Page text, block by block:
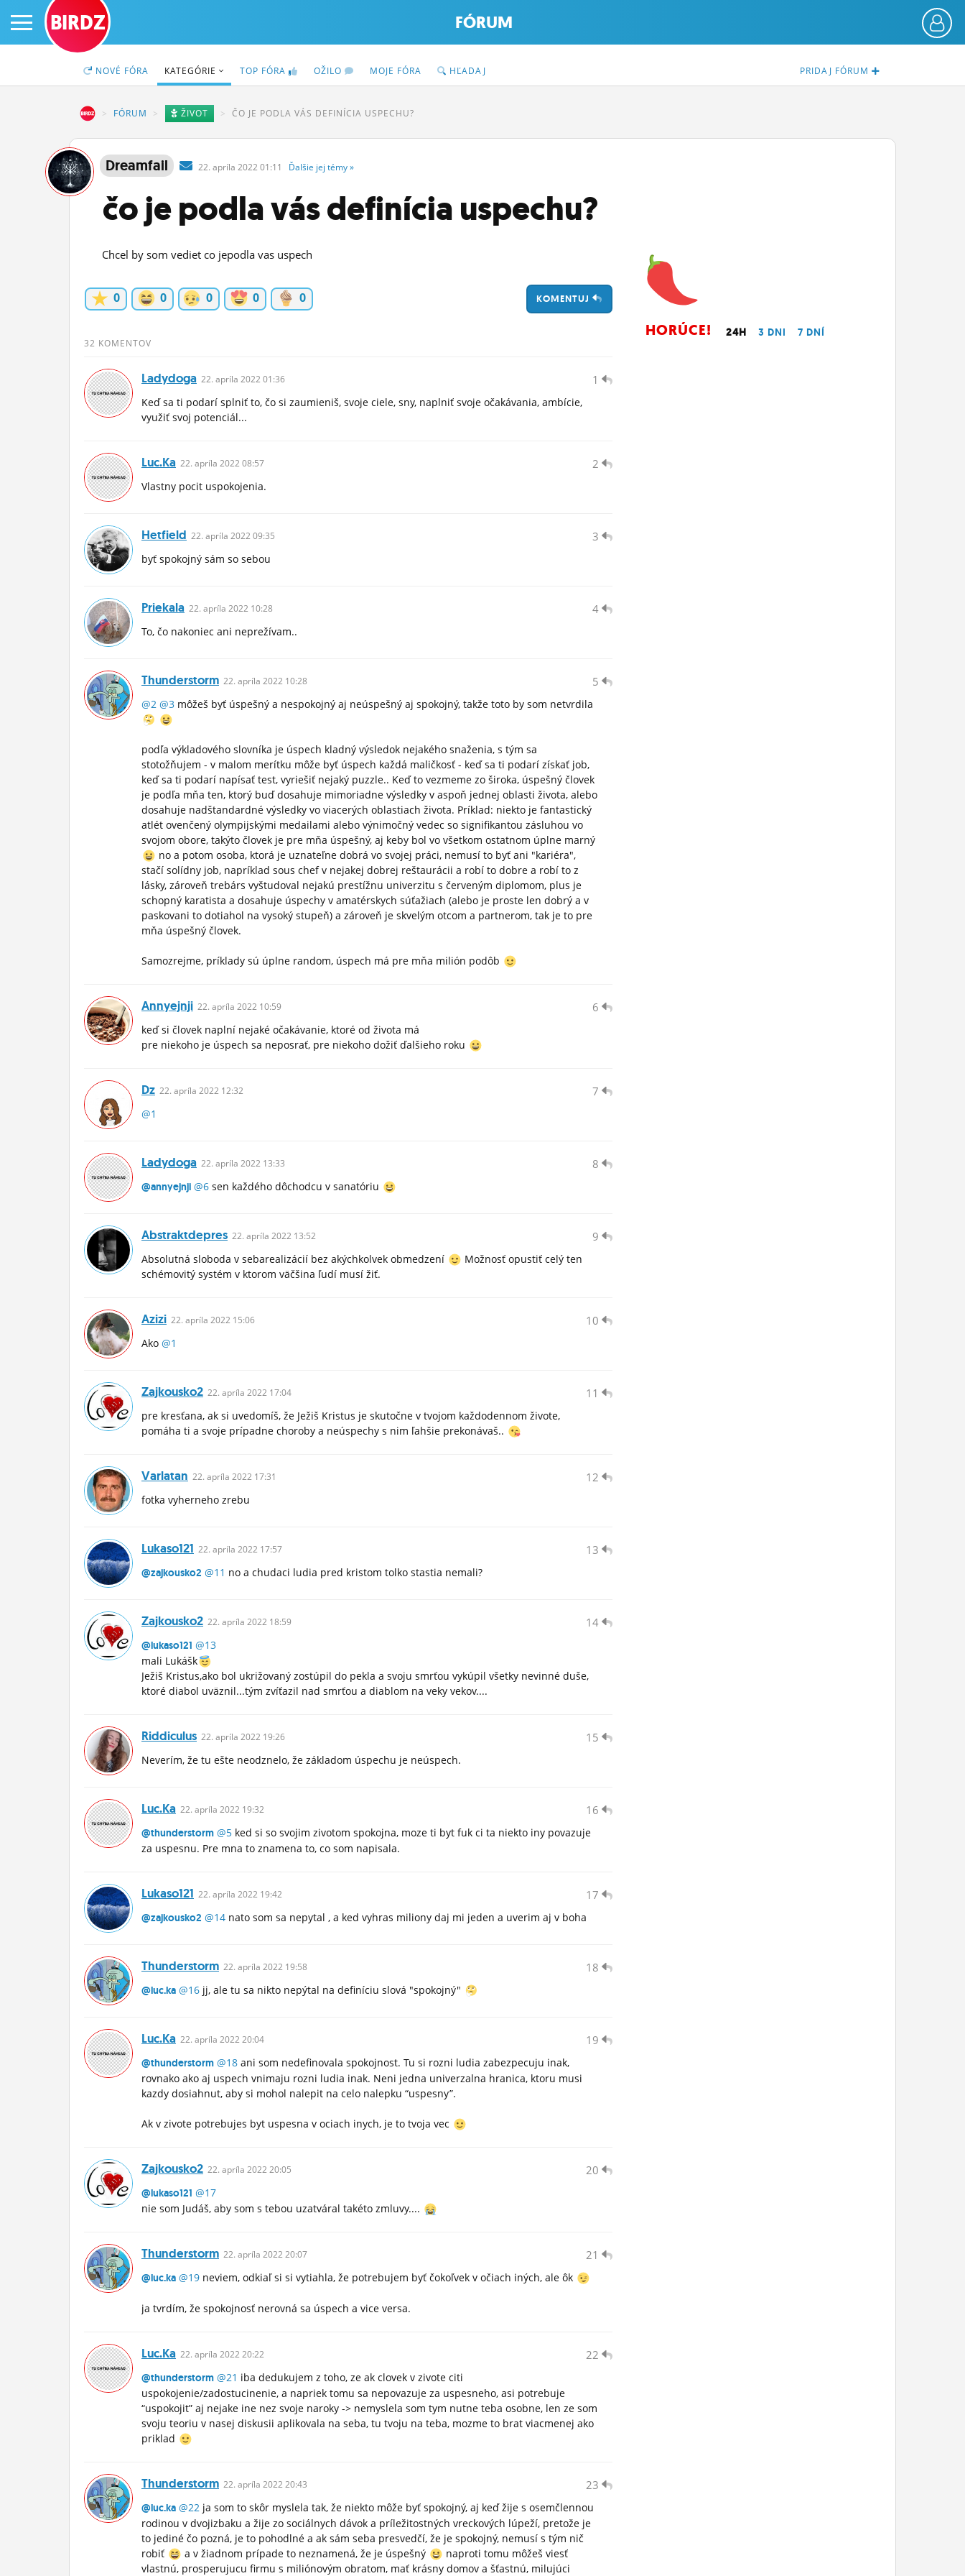
PRIHLÁS SA
ČINŽIAK
FÓRUM
STATUSY
OBRÁZKY
ĽUDIA
MÔJ PROFIL
NASTAVENIA
BIRDZ FÓRUM
PRIDAJ FÓRUM
NOVÉ FÓRA KATEGÓRIE TOP FÓRA OŽILO MOJE FÓRA HĽADAJ
FÓRUM ŽIVOT ČO JE PODLA VÁS DEFINÍCIA USPECHU?
Dreamfail 22. apríla 2022 01:11 Ďalšie jej témy»
čo je podla vás definícia uspechu?
Chcel by som vediet co jepodla vas uspech
KOMENTUJ
0 0 0 0 0
32 KOMENTOV
1
Ladydoga 22. apríla 2022 01:36
Keď sa ti podarí splniť to, čo si zaumieniš, svoje ciele, sny, naplniť svoje očakávania, ambície,
využiť svoj potenciál...
2
Luc.ka 22. apríla 2022 08:57
Vlastny pocit uspokojenia.
3
Hetfield 22. apríla 2022 09:35
byť spokojný sám so sebou
4
Priekala 22. apríla 2022 10:28
To, čo nakoniec ani neprežívam..
5
Thunderstorm 22. apríla 2022 10:28
@2 @3 môžeš byť úspešný a nespokojný aj neúspešný aj spokojný, takže toto by som netvrdila
podľa výkladového slovníka je úspech kladný výsledok nejakého snaženia, s tým sa
stotožňujem - v malom merítku môže byť úspech každá maličkosť - keď sa ti podarí získať job,
keď sa ti podarí napísať test, vyriešiť nejaký puzzle.. Keď to vezmeme zo široka, úspešný človek
je podľa mňa ten, ktorý buď dosahuje mimoriadne výsledky v aspoň jednej oblasti života, alebo
dosahuje nadštandardné výsledky vo viacerých oblastiach života. Príklad: niekto je fantastický
atlét ovenčený olympijskými medailami alebo výnimočný vedec so signifikantou zásluhou vo
svojom obore, takýto človek je pre mňa úspešný, aj keby bol vo všetkom ostatnom úplne marný
no a potom osoba, ktorá je uznateľne dobrá vo svojej práci, nemusí to byť ani "kariéra",
stačí solídny job, napríklad sous chef v nejakej dobrej reštaurácii a robí to dobre a robí to z
lásky, zároveň trebárs vyštudoval nejakú prestížnu univerzitu s červeným diplomom, plus je
schopný karatista a dosahuje úspechy v amatérskych súťažiach (alebo je proste len dobrý a v
paskovani to dotiahol na vysoký stupeň) a zároveň je skvelým otcom a partnerom, tak je to pre
mňa úspešný človek.
Samozrejme, príklady sú úplne random, úspech má pre mňa milión podôb
6
Annyejnji 22. apríla 2022 10:59
keď si človek naplní nejaké očakávanie, ktoré od života má
pre niekoho je úspech sa neposrať, pre niekoho dožiť ďalšieho roku
7
Dz 22. apríla 2022 12:32
@1
8
Ladydoga 22. apríla 2022 13:33
@annyejnji @6 sen každého dôchodcu v sanatóriu
9
Abstraktdepres 22. apríla 2022 13:52
Absolutná sloboda v sebarealizácií bez akýchkolvek obmedzení
Možnosť opustiť celý ten
schémovitý systém v ktorom väčšina ľudí musí žiť.
10
Azizi 22. apríla 2022 15:06
Ako @1
11
Zajkousko2 22. apríla 2022 17:04
pre kresťana, ak si uvedomíš, že Ježiš Kristus je skutočne v tvojom každodennom živote,
pomáha ti a svoje prípadne choroby a neúspechy s nim ľahšie prekonávaš..
12
Varlatan 22. apríla 2022 17:31
fotka vyherneho zrebu
13
Lukaso121 22. apríla 2022 17:57
@zajkousko2 @11 no a chudaci ludia pred kristom tolko stastia nemali?
14
Zajkousko2 22. apríla 2022 18:59
@lukaso121 @13
mali Lukášk
Ježiš Kristus,ako bol ukrižovaný zostúpil do pekla a svoju smrťou vykúpil všetky nevinné duše,
ktoré diabol uväznil...tým zvíťazil nad smrťou a diablom na veky vekov....
15
Riddiculus 22. apríla 2022 19:26
Neverím, že tu ešte neodznelo, že základom úspechu je neúspech.
16
Luc.ka 22. apríla 2022 19:32
@thunderstorm @5 ked si so svojim zivotom spokojna, moze ti byt fuk ci ta niekto iny povazuje
za uspesnu. Pre mna to znamena to, co som napisala.
17
Lukaso121 22. apríla 2022 19:42
@zajkousko2 @14 nato som sa nepytal , a ked vyhras miliony daj mi jeden a uverim aj v boha
18
Thunderstorm 22. apríla 2022 19:58
@luc.ka @16 jj, ale tu sa nikto nepýtal na definíciu slová "spokojný"
19
Luc.ka 22. apríla 2022 20:04
@thunderstorm @18 ani som nedefinovala spokojnost. Tu si rozni ludia zabezpecuju inak,
rovnako ako aj uspech vnimaju rozni ludia inak. Neni jedna univerzalna hranica, ktoru musi
kazdy dosiahnut, aby si mohol nalepit na celo nalepku “uspesny”.
Ak v zivote potrebujes byt uspesna v ociach inych, je to tvoja vec
20
Zajkousko2 22. apríla 2022 20:05
@lukaso121 @17
nie som Judáš, aby som s tebou uzatváral takéto zmluvy....
21
Thunderstorm 22. apríla 2022 20:07
@luc.ka @19 neviem, odkiaľ si si vytiahla, že potrebujem byť čokoľvek v očiach iných, ale ôk
ja tvrdím, že spokojnosť nerovná sa úspech a vice versa.
22
Luc.ka 22. apríla 2022 20:22
@thunderstorm @21 iba dedukujem z toho, ze ak clovek v zivote citi
uspokojenie/zadostucinenie, a napriek tomu sa nepovazuje za uspesneho, asi potrebuje
“uspokojit” aj nejake ine nez svoje naroky -> nemyslela som tym nutne teba osobne, len ze som
svoju teoriu v nasej diskusii aplikovala na seba, tu tvoju na teba, mozme to brat viacmenej ako
priklad
23
Thunderstorm 22. apríla 2022 20:43
@luc.ka @22 ja som to skôr myslela tak, že niekto môže byť spokojný, aj keď žije s osemčlennou
rodinou v dvojizbaku a žije zo sociálnych dávok a príležitostných vreckových lúpeží, pretože je
to jediné čo pozná, je to pohodlné a ak sám seba presvedčí, že je spokojný, nemusí s tým nič
robiť
a v žiadnom prípade to neznamená, že je úspešný
naproti tomu môžeš viesť
vlastnú, prosperujucu firmu s miliónovým obratom, mať krásny domov a šťastnú, milujúci
HORÚCE! 24H 3 DNI 7 DNÍ